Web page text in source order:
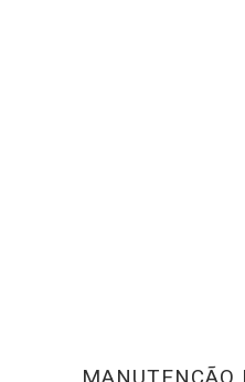
MANUTENÇÃO